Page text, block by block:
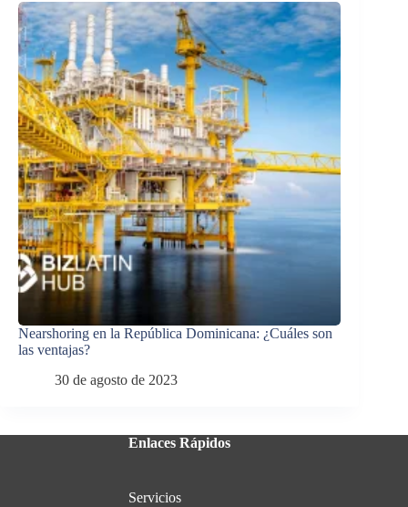
Nearshoring en la República Dominicana: ¿Cuáles son
las ventajas?
30 de agosto de 2023
Enlaces Rápidos
Servicios